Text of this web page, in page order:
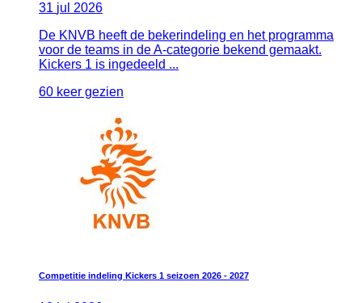
31 jul 2026
De KNVB heeft de bekerindeling en het programma
voor de teams in de A-categorie bekend gemaakt.
Kickers 1 is ingedeeld ...
60 keer gezien
Competitie indeling Kickers 1 seizoen 2026 - 2027